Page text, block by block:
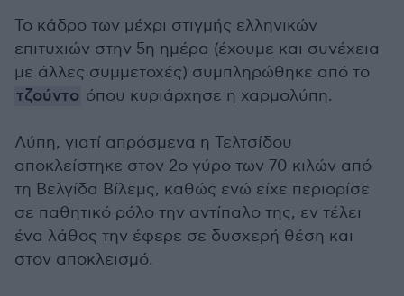
Το κάδρο των μέχρι στιγμής ελληνικών
επιτυχιών στην 5η ημέρα (έχουμε και συνέχεια
με άλλες συμμετοχές) συμπληρώθηκε από το
τζούντο όπου κυριάρχησε η χαρμολύπη.
Λύπη, γιατί απρόσμενα η Τελτσίδου
αποκλείστηκε στον 2ο γύρο των 70 κιλών από
τη Βελγίδα Βίλεμς, καθώς ενώ είχε περιορίσε
σε παθητικό ρόλο την αντίπαλο της, εν τέλει
ένα λάθος την έφερε σε δυσχερή θέση και
στον αποκλεισμό.